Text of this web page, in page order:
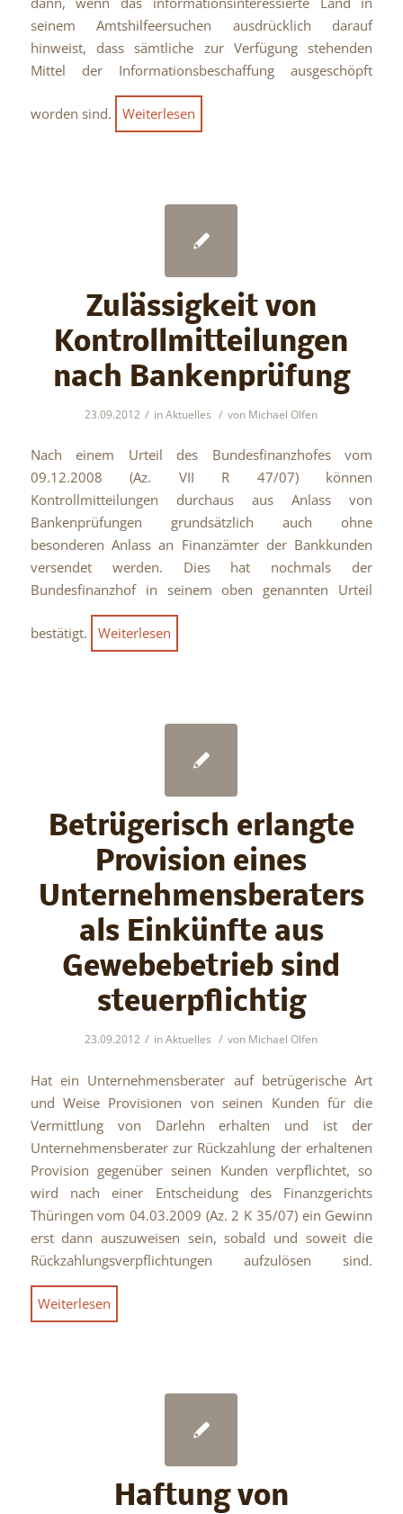
seinem Amtshilfeersuchen ausdrücklich darauf
hinweist, dass sämtliche zur Verfügung stehenden
Mittel der Informationsbeschaffung ausgeschöpft
worden sind. Weiterlesen
Zulässigkeit von
Kontrollmitteilungen
nach Bankenprüfung
23.09.2012 / inAktuelles / von Michael Olfen
Nach einem Urteil des Bundesfinanzhofes vom
09.12.2008 (Az. VII R 47/07) können
Kontrollmitteilungen durchaus aus Anlass von
Bankenprüfungen grundsätzlich auch ohne
besonderen Anlass an Finanzämter der Bankkunden
versendet werden. Dies hat nochmals der
Bundesfinanzhof in seinem oben genannten Urteil
bestätigt. Weiterlesen
Betrügerisch erlangte
Provision eines
Unternehmensberaters
als Einkünfte aus
Gewebebetrieb sind
steuerpflichtig
23.09.2012 / inAktuelles / von Michael Olfen
Hat ein Unternehmensberater auf betrügerische Art
und Weise Provisionen von seinen Kunden für die
Vermittlung von Darlehn erhalten und ist der
Unternehmensberater zur Rückzahlung der erhaltenen
Provision gegenüber seinen Kunden verpflichtet, so
wird nach einer Entscheidung des Finanzgerichts
Thüringen vom 04.03.2009 (Az. 2 K 35/07) ein Gewinn
erst dann auszuweisen sein, sobald und soweit die
Rückzahlungsverpflichtungen aufzulösen sind.
Weiterlesen
Haftung von